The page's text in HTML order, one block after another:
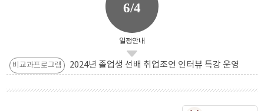
6/4
일정안내
비교과프로그램 2024년 졸업생 선배 취업조언 인터뷰 특강 운영